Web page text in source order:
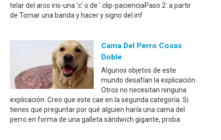
telar del arco iris-una 'c' o de ' clip-pacienciaPaso 2: a partir
de Tomar una banda y hacer y signo del inf
Cama Del Perro Cosas
Doble
Algunos objetos de este
mundo desafían la explicación.
Otros no necesitan ninguna
explicación. Creo que este cae en la segunda categoría. Si
tienes que preguntar por qué alguien haría una cama del
perro en forma de una galleta sándwich gigante, proba